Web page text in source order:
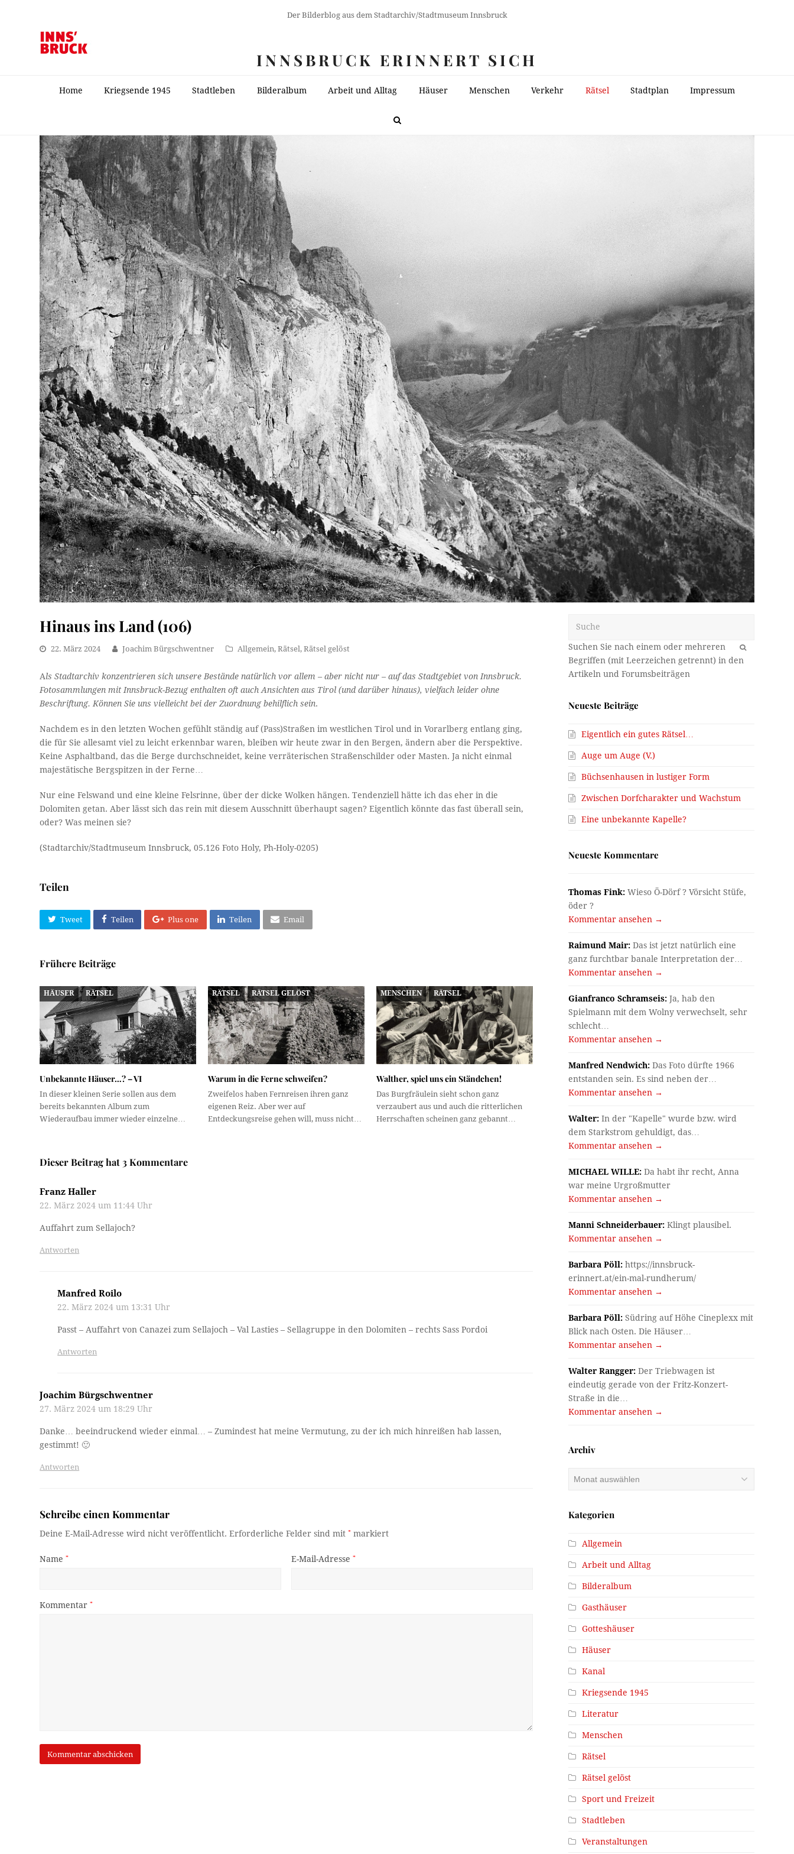
Der Bilderblog aus dem Stadtarchiv/Stadtmuseum Innsbruck
INNSBRUCK ERINNERT SICH
Home Kriegsende 1945 Stadtleben Bilderalbum Arbeit und Alltag Häuser Menschen Verkehr Rätsel Stadtplan Impressum
Hinaus ins Land (106)
22. März 2024 Joachim Bürgschwentner Allgemein,Rätsel,Rätsel gelöst
Als Stadtarchiv konzentrieren sich unsere Bestände natürlich vor allem – aber nicht nur – auf das Stadtgebiet von Innsbruck.
Fotosammlungen mit Innsbruck-Bezug enthalten oft auch Ansichten aus Tirol (und darüber hinaus), vielfach leider ohne
Beschriftung. Können Sie uns vielleicht bei der Zuordnung behilflich sein.
Nachdem es in den letzten Wochen gefühlt ständig auf (Pass)Straßen im westlichen Tirol und in Vorarlberg entlang ging,
die für Sie allesamt viel zu leicht erkennbar waren, bleiben wir heute zwar in den Bergen, ändern aber die Perspektive.
Keine Asphaltband, das die Berge durchschneidet, keine verräterischen Straßenschilder oder Masten. Ja nicht einmal
majestätische Bergspitzen in der Ferne…
Nur eine Felswand und eine kleine Felsrinne, über der dicke Wolken hängen. Tendenziell hätte ich das eher in die
Dolomiten getan. Aber lässt sich das rein mit diesem Ausschnitt überhaupt sagen? Eigentlich könnte das fast überall sein,
oder? Was meinen sie?
(Stadtarchiv/Stadtmuseum Innsbruck, 05.126 Foto Holy, Ph-Holy-0205)
Teilen
Tweet Teilen Plus one Teilen Email
Frühere Beiträge
HÄUSER RÄTSEL
Unbekannte Häuser…? – VI
In dieser kleinen Serie sollen aus dem
bereits bekannten Album zum
Wiederaufbau immer wieder einzelne…
RÄTSEL RÄTSEL GELÖST
Warum in die Ferne schweifen?
Zweifelos haben Fernreisen ihren ganz
eigenen Reiz. Aber wer auf
Entdeckungsreise gehen will, muss nicht…
MENSCHEN RÄTSEL
Walther, spiel uns ein Ständchen!
Das Burgfräulein sieht schon ganz
verzaubert aus und auch die ritterlichen
Herrschaften scheinen ganz gebannt…
Dieser Beitrag hat 3 Kommentare
Franz Haller
22. März 2024 um 11:44 Uhr
Auffahrt zum Sellajoch?
Antworten
Manfred Roilo
22. März 2024 um 13:31 Uhr
Passt – Auffahrt von Canazei zum Sellajoch – Val Lasties – Sellagruppe in den Dolomiten – rechts Sass Pordoi
Antworten
Joachim Bürgschwentner
27. März 2024 um 18:29 Uhr
Danke… beeindruckend wieder einmal… – Zumindest hat meine Vermutung, zu der ich mich hinreißen hab lassen,
gestimmt! 🙂
Antworten
Schreibe einen Kommentar
Deine E-Mail-Adresse wird nicht veröffentlicht. Erforderliche Felder sind mit* markiert
Name* E-Mail-Adresse *
Kommentar*
OK
Neueste Beiträge
Eigentlich ein gutes Rätsel…
Auge um Auge (V.)
Büchsenhausen in lustiger Form
Zwischen Dorfcharakter und Wachstum
Eine unbekannte Kapelle?
Neueste Kommentare
Thomas Fink: Wieso Ö-Dörf ? Vörsicht Stüfe,
öder ?
Kommentar ansehen →
Raimund Mair: Das ist jetzt natürlich eine
ganz furchtbar banale Interpretation der…
Kommentar ansehen →
Gianfranco Schramseis: Ja, hab den
Spielmann mit dem Wolny verwechselt, sehr
schlecht…
Kommentar ansehen →
Manfred Nendwich: Das Foto dürfte 1966
entstanden sein. Es sind neben der…
Kommentar ansehen →
Walter: In der "Kapelle" wurde bzw. wird
dem Starkstrom gehuldigt, das…
Kommentar ansehen →
MICHAEL WILLE: Da habt ihr recht, Anna
war meine Urgroßmutter
Kommentar ansehen →
Manni Schneiderbauer: Klingt plausibel.
Kommentar ansehen →
Barbara Pöll: https://innsbruck-
erinnert.at/ein-mal-rundherum/
Kommentar ansehen →
Barbara Pöll: Südring auf Höhe Cineplexx mit
Blick nach Osten. Die Häuser…
Kommentar ansehen →
Walter Rangger: Der Triebwagen ist
eindeutig gerade von der Fritz-Konzert-
Straße in die…
Kommentar ansehen →
Archiv
Archiv
Kategorien
Allgemein
Arbeit und Alltag
Bilderalbum
Gasthäuser
Gotteshäuser
Häuser
Kanal
Kriegsende 1945
Literatur
Menschen
Rätsel
Rätsel gelöst
Sport und Freizeit
Stadtleben
Veranstaltungen